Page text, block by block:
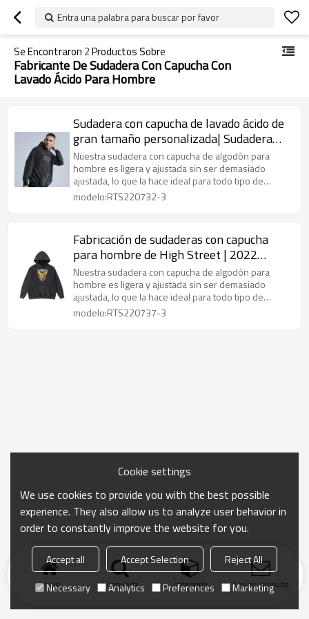
Entra una palabra para buscar por favor
Se Encontraron 2Productos Sobre
Fabricante De Sudadera Con Capucha Con
Lavado Ácido Para Hombre
Sudadera con capucha de lavado ácido de
gran tamaño personalizada| Sudadera
con capucha en blanco con lavado ácido
En stock| Logotipo de impresión
personalizada y sudadera con capucha de
etiqueta privada
Nuestra sudadera con capucha de algodón para
hombre es ligera y ajustada sin ser demasiado
ajustada, lo que la hace ideal para todo tipo de
actividades al aire libre.
modelo:RTS220732-3
Fabricación de sudaderas con capucha
para hombre de High Street | 2022
Sudadera con capucha con lavado ácido y
gráfico de nuevo diseño en stock |
Sudadera con capucha Terry
personalizada de Rainbow Touches
Nuestra sudadera con capucha de algodón para
hombre es ligera y ajustada sin ser demasiado
ajustada, lo que la hace ideal para todo tipo de
actividades al aire libre.
modelo:RTS220737-3
Inicio búsqueda categoría Enviar consulta
Cookie settings
We use cookies to provide you with the best possible
experience. They also allow us to analyze user behavior in
order to constantly improve the website for you.
Accept all Accept Selection
Reject All
Necessary
Analytics Preferences Marketing